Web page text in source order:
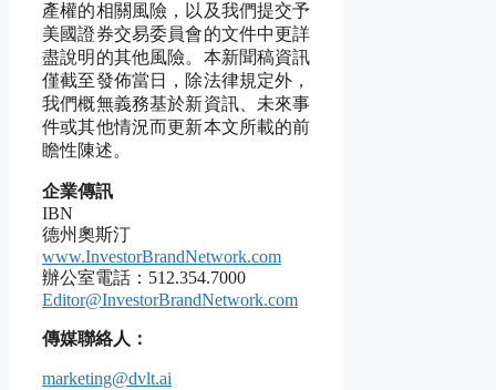
產權的相關風險，以及我們提交予
美國證券交易委員會的文件中更詳
盡說明的其他風險。本新聞稿資訊
僅截至發佈當日，除法律規定外，
我們概無義務基於新資訊、未來事
件或其他情況而更新本文所載的前
瞻性陳述。
企業傳訊
IBN
德州奧斯汀
www.InvestorBrandNetwork.com
辦公室電話：512.354.7000
Editor@InvestorBrandNetwork.com
傳媒聯絡人：
marketing@dvlt.ai